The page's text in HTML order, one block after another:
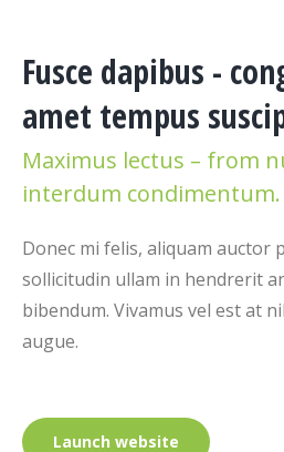
Fusce dapibus -
amet tempus
Maximus lectus – from
interdum condimentum.
Donec mi felis, aliquam auctor
sollicitudin ullam in hendrerit
bibendum. Vivamus vel est at
augue.
Launch website